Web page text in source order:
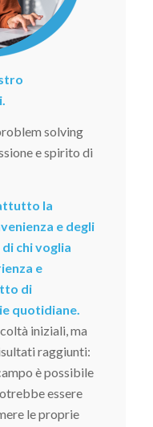
solving
e spirito di
la
e degli
chi voglia
e
di
quotidiane.
iniziali, ma
raggiunti:
è possibile
essere
le proprie